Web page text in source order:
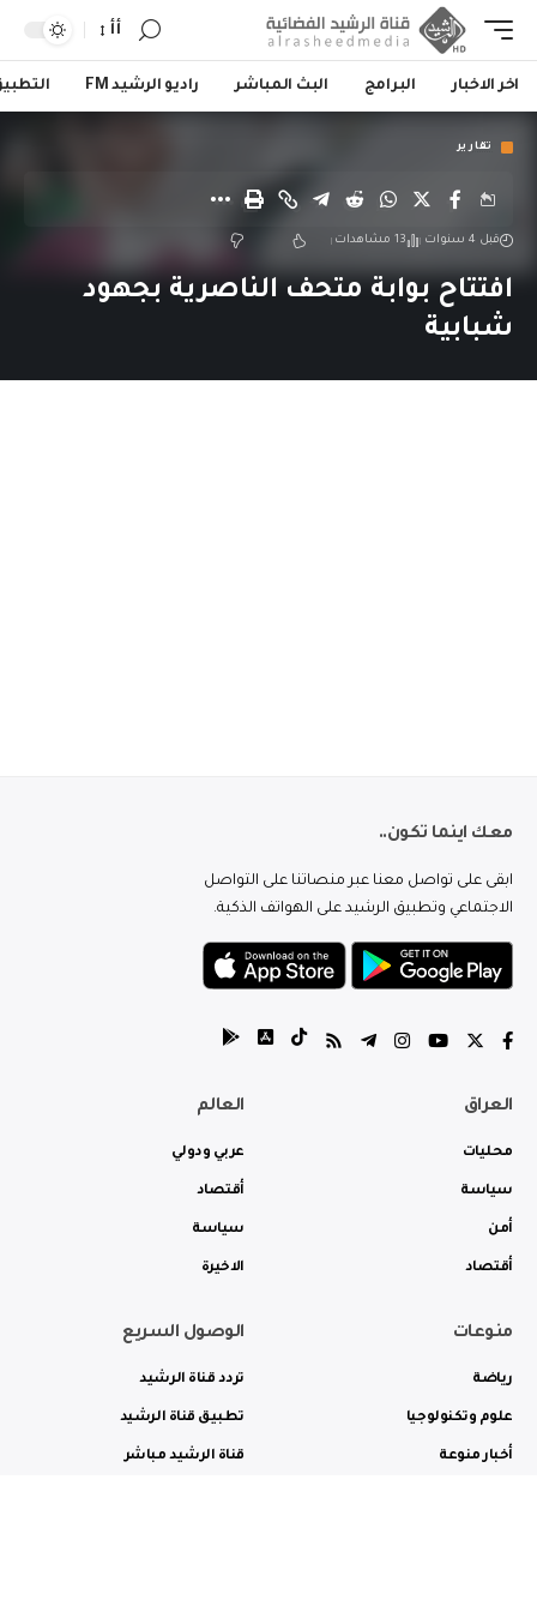
أأ
اخر الاخبار البرامج البث المباشر راديو الرشيد FM
تقارير
قبل 4 سنوات 13 مشاهدات
افتتاح بوابة متحف الناصرية بجهود
شبابية
معك اينما تكون..
ابقى على تواصل معنا عبر منصاتنا على التواصل
الاجتماعي وتطبيق الرشيد على الهواتف الذكية.
العراق
محليات
سياسة
أمن
أقتصاد
العالم
عربي ودولي
أقتصاد
سياسة
الاخيرة
منوعات
رياضة
علوم وتكنولوجيا
أخبار منوعة
الوصول السريع
تردد قناة الرشيد
تطبيق قناة الرشيد
قناة الرشيد مباشر